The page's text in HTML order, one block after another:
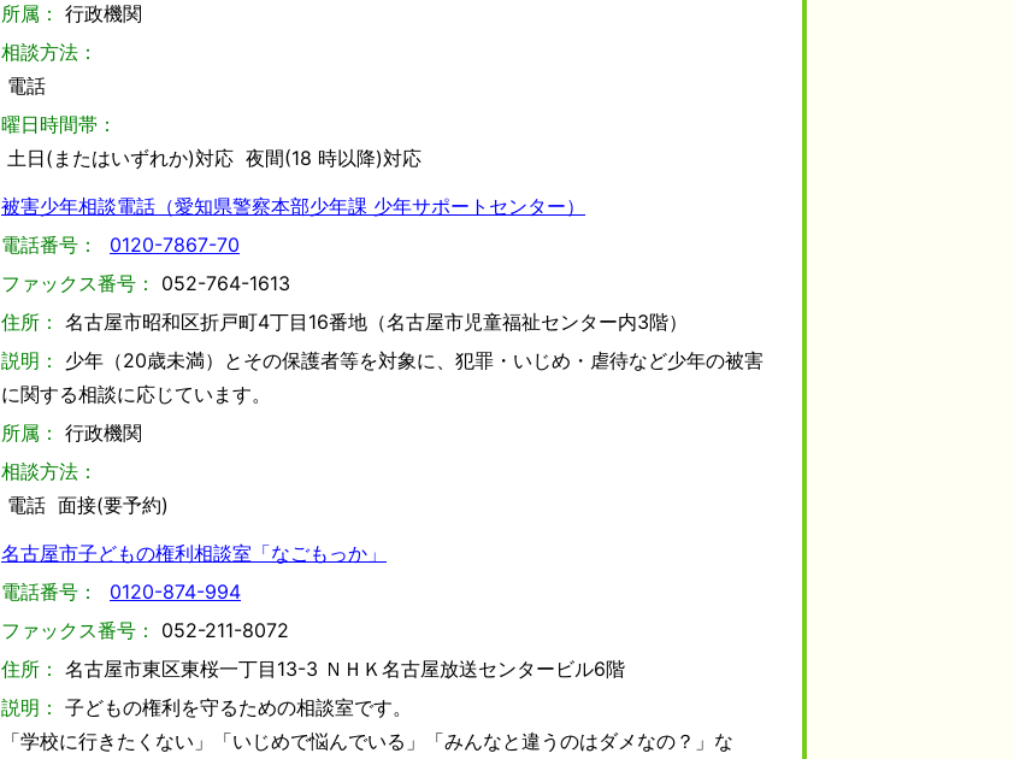
所属： 行政機関
相談方法：
電話
曜日時間帯：
土日(またはいずれか)対応 夜間(18 時以降)対応
被害少年相談電話（愛知県警察本部少年課 少年サポートセンター）
電話番号：
0120-7867-70
ファックス番号：
052-764-1613
住所： 名古屋市昭和区折戸町4丁目16番地（名古屋市児童福祉センター内3階）
説明：
少年（20歳未満）とその保護者等を対象に、犯罪・いじめ・虐待など少年の被害
に関する相談に応じています。
所属： 行政機関
相談方法：
電話 面接(要予約)
名古屋市子どもの権利相談室「なごもっか」
電話番号：
0120-874-994
ファックス番号：
052-211-8072
住所： 名古屋市東区東桜一丁目13-3 ＮＨＫ名古屋放送センタービル6階
説明： 子どもの権利を守るための相談室です。
「学校に行きたくない」「いじめで悩んでいる」「みんなと違うのはダメなの？」な